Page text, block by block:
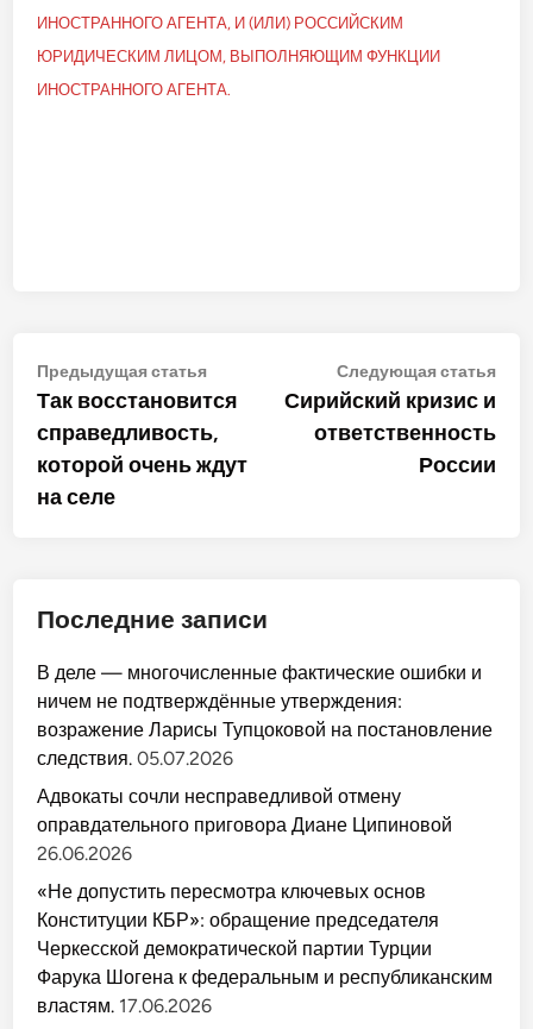
ИНОСТРАННОГО АГЕНТА, И (ИЛИ) РОССИЙСКИМ
ЮРИДИЧЕСКИМ ЛИЦОМ, ВЫПОЛНЯЮЩИМ ФУНКЦИИ
ИНОСТРАННОГО АГЕНТА.
Навигация
по
записям
Предыдущая статьяПредыдущая
статья:
Так восстановится
справедливость,
которой очень ждут
на селе
Следующая статья
Сирийский кризис и
ответственность
России
Последние записи
В деле — многочисленные фактические ошибки и
ничем не подтверждённые утверждения:
возражение Ларисы Тупцоковой на постановление
следствия. 05.07.2026
Адвокаты сочли несправедливой отмену
оправдательного приговора Диане Ципиновой
26.06.2026
«Не допустить пересмотра ключевых основ
Конституции КБР»: обращение председателя
Черкесской демократической партии Турции
Фарука Шогена к федеральным и республиканским
властям. 17.06.2026